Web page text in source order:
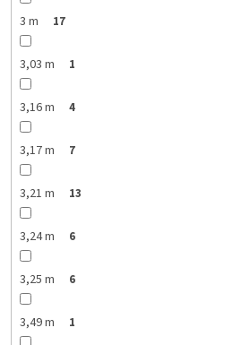
3 m 17
3,03 m 1
3,16 m 4
3,17 m 7
3,21 m 13
3,24 m 6
3,25 m 6
3,49 m 1